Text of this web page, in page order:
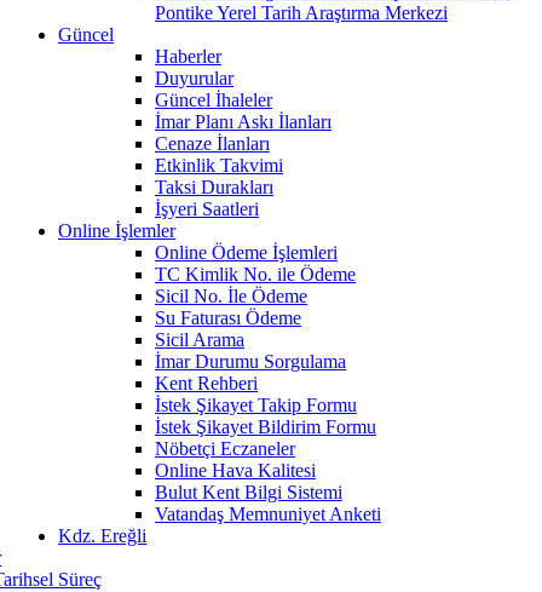
Pontike Yerel Tarih Araştırma Merkezi
Güncel
Haberler
Duyurular
Güncel İhaleler
İmar Planı Askı İlanları
Cenaze İlanları
Etkinlik Takvimi
Taksi Durakları
İşyeri Saatleri
Online İşlemler
Online Ödeme İşlemleri
TC Kimlik No. ile Ödeme
Sicil No. İle Ödeme
Su Faturası Ödeme
Sicil Arama
İmar Durumu Sorgulama
Kent Rehberi
İstek Şikayet Takip Formu
İstek Şikayet Bildirim Formu
Nöbetçi Eczaneler
Online Hava Kalitesi
Bulut Kent Bilgi Sistemi
Vatandaş Memnuniyet Anketi
Kdz. Ereğli
Süreç